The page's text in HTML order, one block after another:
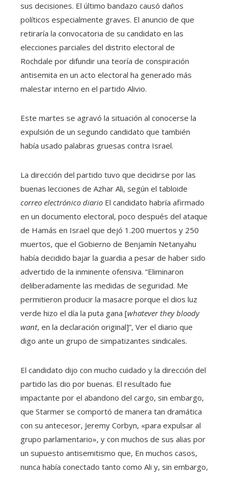
sus decisiones. El último bandazo causó daños
políticos especialmente graves. El anuncio de que
retiraría la convocatoria de su candidato en las
elecciones parciales del distrito electoral de
Rochdale por difundir una teoría de conspiración
antisemita en un acto electoral ha generado más
malestar interno en el partido Alivio.
Este martes se agravó la situación al conocerse la
expulsión de un segundo candidato que también
había usado palabras gruesas contra Israel.
La dirección del partido tuvo que decidirse por las
buenas lecciones de Azhar Ali, según el tabloide
correo electrónico diario El candidato habría afirmado
en un documento electoral, poco después del ataque
de Hamás en Israel que dejó 1.200 muertos y 250
muertos, que el Gobierno de Benjamín Netanyahu
había decidido bajar la guardia a pesar de haber sido
advertido de la inminente ofensiva. “Eliminaron
deliberadamente las medidas de seguridad. Me
permitieron producir la masacre porque el dios luz
verde hizo el día la puta gana [whatever they bloody
want, en la declaración original]”, Ver el diario que
digo ante un grupo de simpatizantes sindicales.
El candidato dijo con mucho cuidado y la dirección del
partido las dio por buenas. El resultado fue
impactante por el abandono del cargo, sin embargo,
que Starmer se comportó de manera tan dramática
con su antecesor, Jeremy Corbyn, «para expulsar al
grupo parlamentario», y con muchos de sus alias por
un supuesto antisemitismo que, En muchos casos,
nunca había conectado tanto como Ali y, sin embargo,